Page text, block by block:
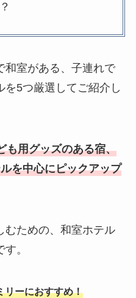
和室がある、子連れで
を5つ厳選してご紹介し
も用グッズのある宿、
を中心にピックアップ
むための、和室ホテル
。
リーにおすすめ！